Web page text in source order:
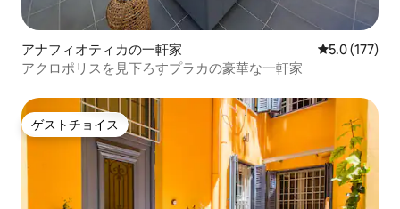
アナフィオティカの一軒家 レビュー177
5.0 (177)
アクロポリスを見下ろすプラカの豪華な一軒家
ゲストチョイス
ゲストチョイス